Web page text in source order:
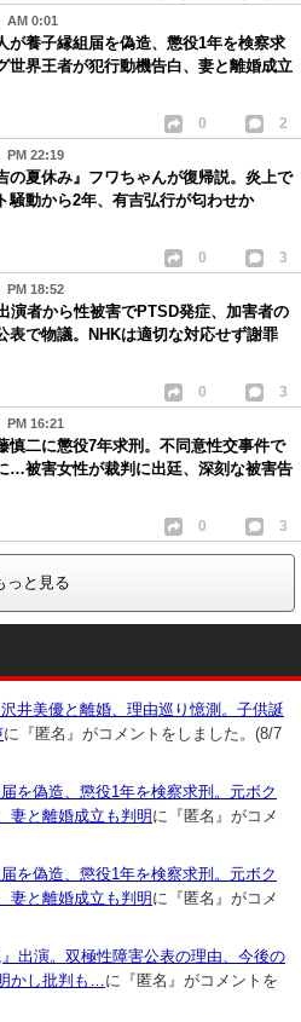
AM 0:01
が養子縁組届を偽造、懲役1年を検察求
世界王者が犯行動機告白、妻と離婚成立
0 2
PM 22:19
の夏休み』フワちゃんが復帰説。炎上で
騒動から2年、有吉弘行が匂わせか
0 3
PM 18:52
演者から性被害でPTSD発症、加害者の
表で物議。NHKは適切な対応せず謝罪
0 3
PM 16:21
慎二に懲役7年求刑。不同意性交事件で
…被害女性が裁判に出廷、深刻な被害告
0 3
っと見る
井美優と離婚、理由巡り憶測。子供誕
に『匿名』がコメントをしました。(8/7
を偽造、懲役1年を検察求刑。元ボク
妻と離婚成立も判明 に『匿名』がコメ
を偽造、懲役1年を検察求刑。元ボク
妻と離婚成立も判明 に『匿名』がコメ
出演。双極性障害公表の理由、今後の
かし批判も…に『匿名』がコメントを